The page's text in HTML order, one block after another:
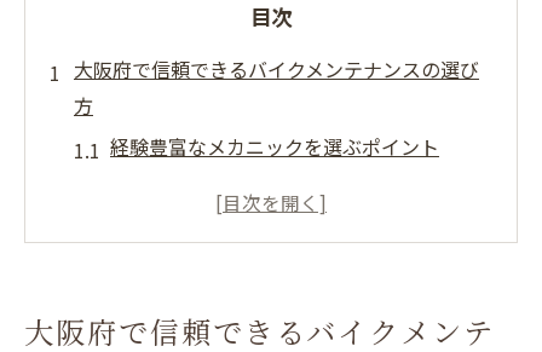
目次
大阪府で信頼できるバイクメンテナンスの選び
方
経験豊富なメカニックを選ぶポイント
実績のあるメンテナンスショップの探し方
大阪府で信頼できるバイクメンテ